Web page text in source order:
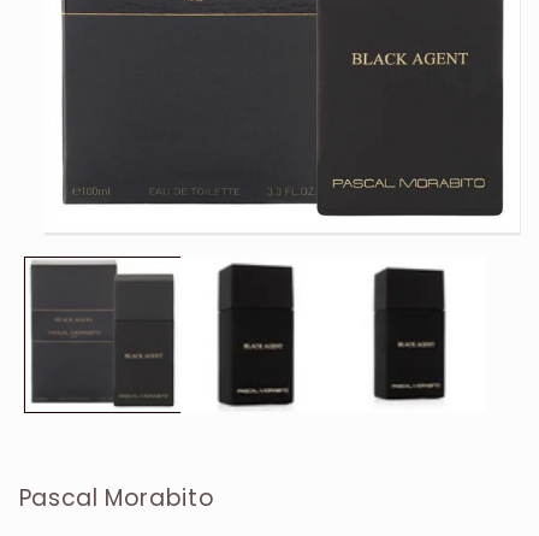
le
dans
une
Pascal Morabito